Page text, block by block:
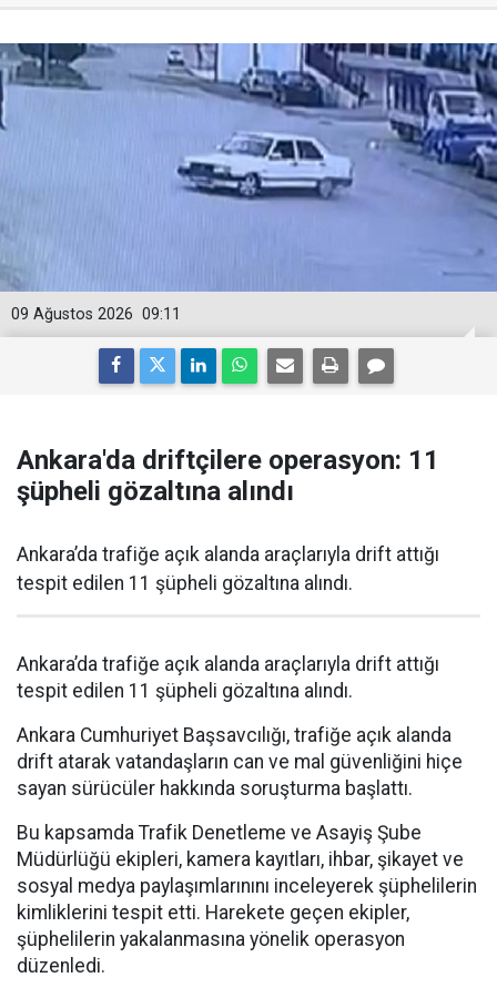
09:11
09 Ağustos 2026
Ankara'da driftçilere operasyon: 11
şüpheli gözaltına alındı
Ankara’da trafiğe açık alanda araçlarıyla drift attığı
tespit edilen 11 şüpheli gözaltına alındı.
Ankara’da trafiğe açık alanda araçlarıyla drift attığı
tespit edilen 11 şüpheli gözaltına alındı.
Ankara Cumhuriyet Başsavcılığı, trafiğe açık alanda
drift atarak vatandaşların can ve mal güvenliğini hiçe
sayan sürücüler hakkında soruşturma başlattı.
Bu kapsamda Trafik Denetleme ve Asayiş Şube
Müdürlüğü ekipleri, kamera kayıtları, ihbar, şikayet ve
sosyal medya paylaşımlarınını inceleyerek şüphelilerin
kimliklerini tespit etti. Harekete geçen ekipler,
şüphelilerin yakalanmasına yönelik operasyon
düzenledi.